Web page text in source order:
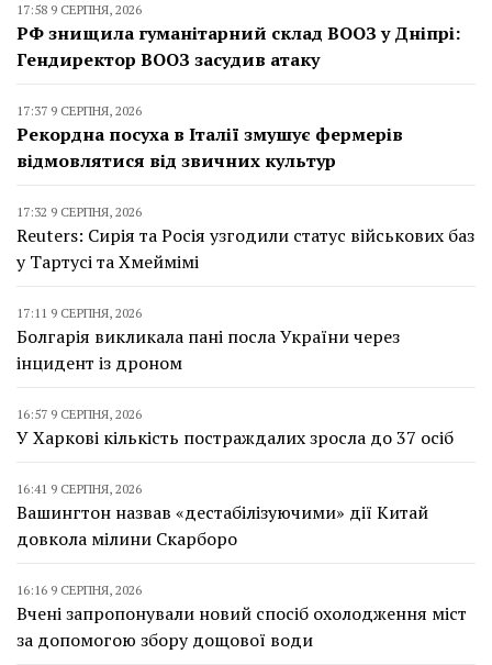
17:58 9 СЕРПНЯ, 2026
РФ знищила гуманітарний склад ВООЗ у Дніпрі:
Гендиректор ВООЗ засудив атаку
17:37 9 СЕРПНЯ, 2026
Рекордна посуха в Італії змушує фермерів
відмовлятися від звичних культур
17:32 9 СЕРПНЯ, 2026
Reuters: Сирія та Росія узгодили статус військових баз
у Тартусі та Хмеймімі
17:11 9 СЕРПНЯ, 2026
Болгарія викликала пані посла України через
інцидент із дроном
16:57 9 СЕРПНЯ, 2026
У Харкові кількість постраждалих зросла до 37 осіб
16:41 9 СЕРПНЯ, 2026
Вашингтон назвав «дестабілізуючими» дії Китай
довкола мілини Скарборо
16:16 9 СЕРПНЯ, 2026
Вчені запропонували новий спосіб охолодження міст
за допомогою збору дощової води